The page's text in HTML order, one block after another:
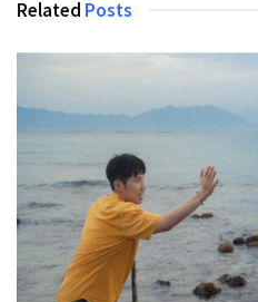
Related Posts